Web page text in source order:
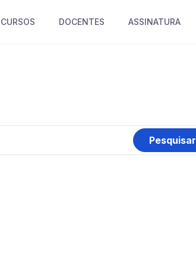
CURSOS DOCENTES ASSINATURA